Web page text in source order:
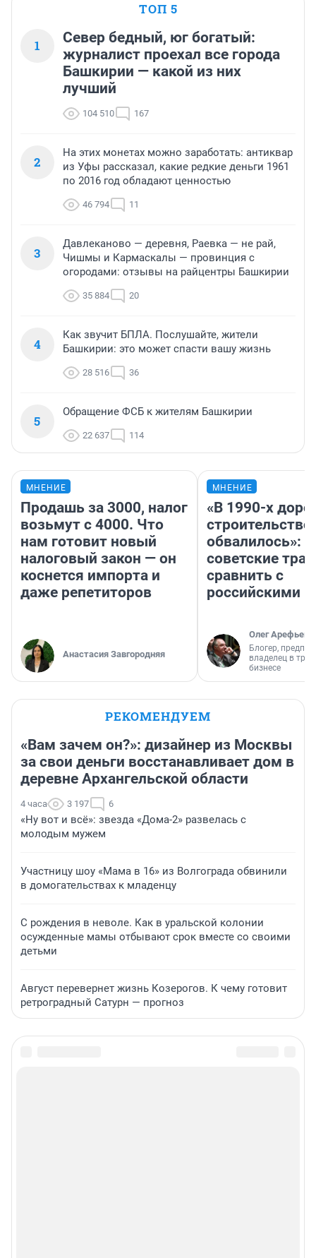
ТОП 5
1
Север бедный, юг богатый:
журналист проехал все города
Башкирии — какой из них
лучший
104 510 167
2
На этих монетах можно заработать: антиквар
из Уфы рассказал, какие редкие деньги 1961
по 2016 год обладают ценностью
46 794 11
3
Давлеканово — деревня, Раевка — не рай,
Чишмы и Кармаскалы — провинция с
огородами: отзывы на райцентры Башкирии
35 884 20
4
Как звучит БПЛА. Послушайте, жители
Башкирии: это может спасти вашу жизнь
28 516 36
5
Обращение ФСБ к жителям Башкирии
22 637 114
МНЕНИЕ
Продашь за 3000, налог
возьмут с 4000. Что
нам готовит новый
налоговый закон — он
коснется импорта и
даже репетиторов
Анастасия Завгородняя
МНЕНИЕ
«В 1990-х
строительство
обвалилось»:
советские
сравнить с
российскими
Олег Арефьев
Блогер,
владелец в
бизнесе
РЕКОМЕНДУЕМ
«Вам зачем он?»: дизайнер из Москвы
за свои деньги восстанавливает дом в
деревне Архангельской области
4 часа 3 197 6
«Ну вот и всё»: звезда «Дома-2» развелась с
молодым мужем
Участницу шоу «Мама в 16» из Волгограда обвинили
в домогательствах к младенцу
С рождения в неволе. Как в уральской колонии
осужденные мамы отбывают срок вместе со своими
детьми
Август перевернет жизнь Козерогов. К чему готовит
ретроградный Сатурн — прогноз